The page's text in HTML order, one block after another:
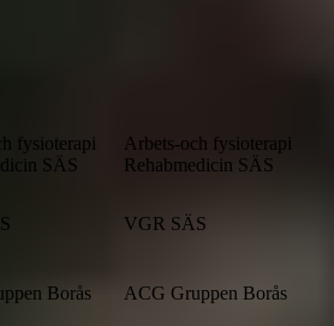
fysioterapi
SÄS
Arbets-och fysioterapi
Rehabmedicin SÄS
VGR SÄS
Borås ACG Gruppen Borås